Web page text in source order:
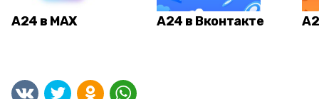
А24 в MAX А24 в Вконтакте